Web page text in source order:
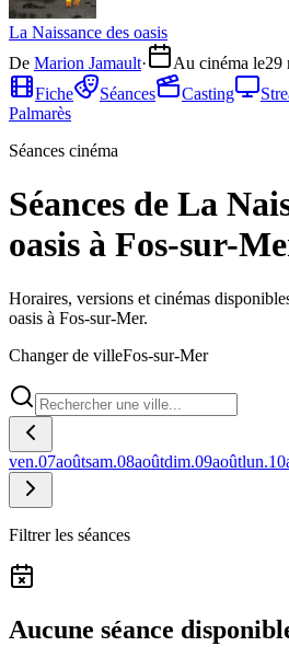
La Naissance des oasis
De Marion Jamault· Au cinéma le29
Fiche
Séances Casting
Palmarès
Séances cinéma
Séances de La
oasis à Fos-sur-
Horaires, versions et cinémas
oasis à Fos-sur-Mer.
Changer de villeFos-sur-Mer
ven.07aoûtsam.08aoûtdim.09aoûtlun.10
Filtrer les séances
Aucune séance